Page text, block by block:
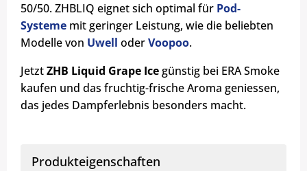
50/50.ZHBLIQ eignet sich optimal für Pod-
Systeme mit geringer Leistung, wie die beliebten
Modelle von Uwell oderVoopoo.
JetztZHB Liquid Grape Icegünstig bei ERA Smoke
kaufen und das fruchtig-frische Aroma geniessen,
das jedes Dampferlebnis besonders macht.
Produkteigenschaften